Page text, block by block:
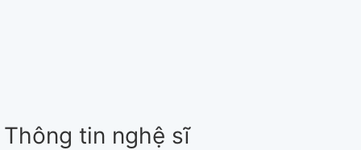
Thông tin nghệ sĩ